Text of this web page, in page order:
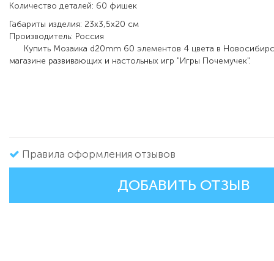
Количество деталей: 60 фишек
Габариты изделия: 23х3,5х20 см
Производитель: Россия
Купить Мозаика d20mm 60 элементов 4 цвета в
магазине развивающих и настольных игр "Игры Почемучек".
Правила оформления отзывов
ДОБАВИТЬ ОТЗЫВ